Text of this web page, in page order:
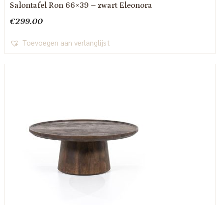
Salontafel Ron 66×39 – zwart Eleonora
€299.00
Toevoegen aan verlanglijst